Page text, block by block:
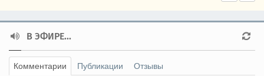
В ЭФИРЕ...
Комментарии Публикации Отзывы